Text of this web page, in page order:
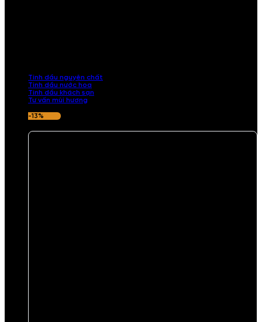
Tinh dầu nguyên chất
Tinh dầu nước hoa
Tinh dầu khách sạn
Tư vấn mùi hương
-13%